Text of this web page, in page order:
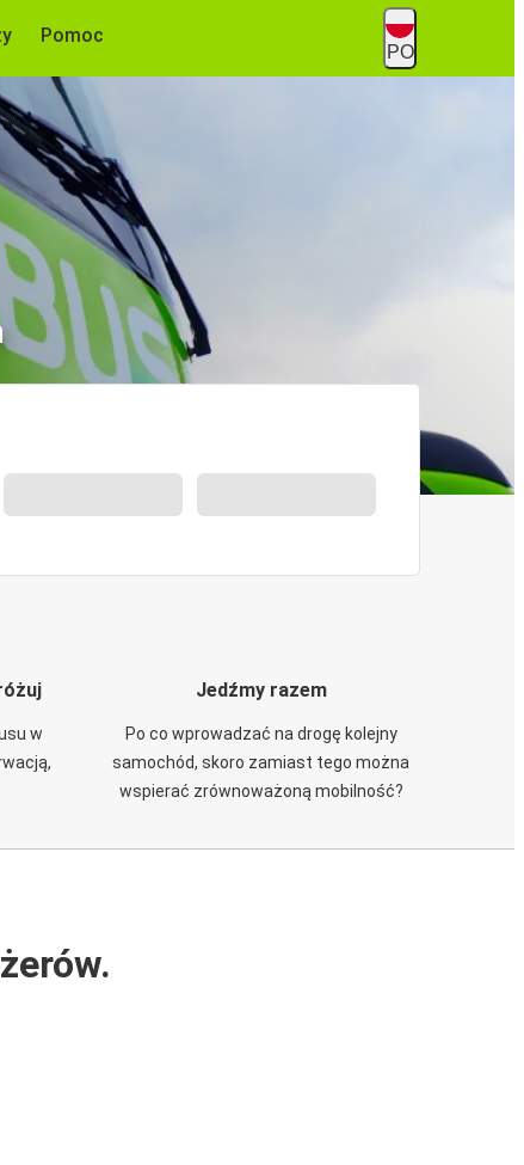
Pomoc
PO
w
Jedźmy razem
Po co wprowadzać na drogę kolejny
samochód, skoro zamiast tego można
wspierać zrównoważoną mobilność?